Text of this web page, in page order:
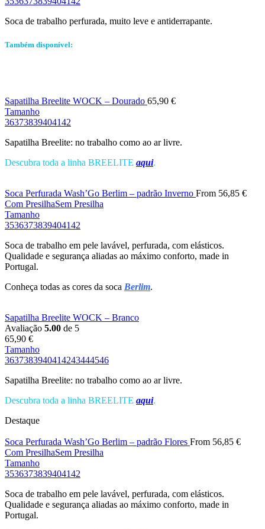
Soca de trabalho perfurada, muito leve e antiderrapante.
Também disponível:
Sapatilha Breelite WOCK – Dourado 65,90 €
Tamanho
36373839404142
Sapatilha Breelite: no trabalho como ao ar livre.
Descubra toda a linha BREELITE aqui.
Soca Perfurada Wash’Go Berlim – padrão Inverno From 56,85 €
Com PresilhaSem Presilha
Tamanho
3536373839404142
Soca de trabalho em pele lavável, perfurada, com elásticos.
Qualidade e segurança aliadas ao máximo conforto, made in
Portugal.
Conheça todas as cores da soca Berlim.
Sapatilha Breelite WOCK – Branco
Avaliação 5.00 de 5
65,90 €
Tamanho
3637383940414243444546
Sapatilha Breelite: no trabalho como ao ar livre.
Descubra toda a linha BREELITE aqui.
Destaque
Soca Perfurada Wash’Go Berlim – padrão Flores From 56,85 €
Com PresilhaSem Presilha
Tamanho
3536373839404142
Soca de trabalho em pele lavável, perfurada, com elásticos.
Qualidade e segurança aliadas ao máximo conforto, made in
Portugal.